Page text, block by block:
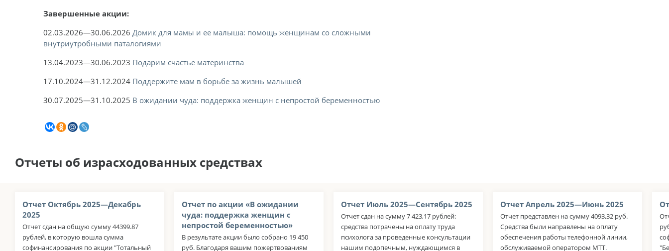
Завершенные акции:
02.03.2026—30.06.2026 Домик для мамы и ее малыша: помощь женщинам со сложными
внутриутробными паталогиями
13.04.2023—30.06.2023 Подарим счастье материнства
17.10.2024—31.12.2024 Поддержите мам в борьбе за жизнь малышей
30.07.2025—31.10.2025 В ожидании чуда: поддержка женщин с непростой беременностью
Отчеты об израсходованных средствах
Отчет Октябрь 2025—Декабрь
2025
Отчет сдан на общую сумму 44399.87
рублей, в которую вошла сумма
софинансирования по акции "Тотальный
Отчет по акции «В ожидании
чуда: поддержка женщин с
непростой беременностью»
В результате акции было собрано 19 450
руб. Благодаря вашим пожертвованиям
Отчет Июль 2025—Сентябрь 2025
Отчет сдан на сумму 7 423,17 рублей:
средства потрачены на оплату труда
психолога за проведенные консультации
нашим подопечным, нуждающимся в
Отчет Апрель 2025—Июнь 2025
Отчет представлен на сумму 4093,32 руб.
Средства были направлены на оплату
обеспечения работы телефонной линии,
обслуживаемой оператором МТТ.